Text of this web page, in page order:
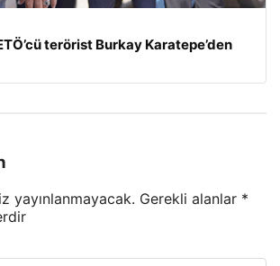
terörist Burkay Karatepe’den
yayınlanmayacak. Gerekli alanlar *